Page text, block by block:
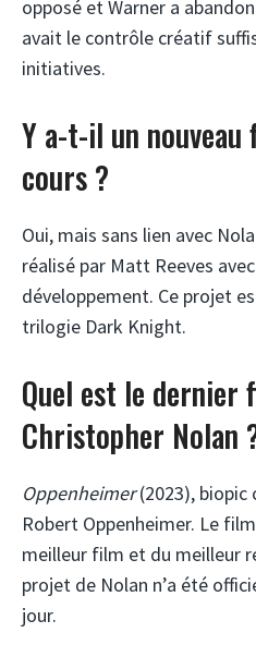
opposé et Warner a
avait le contrôle créatif
initiatives.
Y a-t-il un nouveau
cours ?
Oui, mais sans lien avec
réalisé par Matt Reeves
développement. Ce projet
trilogie Dark Knight.
Quel est le dernier
Christopher Nolan
Oppenheimer(2023), biopic
Robert Oppenheimer. Le
meilleur film et du meilleur
projet de Nolan n’a été
jour.